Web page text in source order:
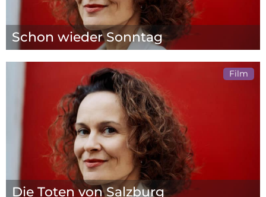
Schon wieder Sonntag
Film
Die Toten von Salzburg